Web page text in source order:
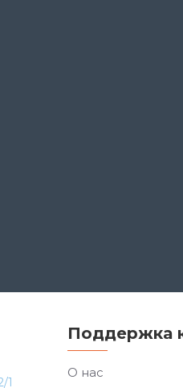
1
Поддержка
О нас